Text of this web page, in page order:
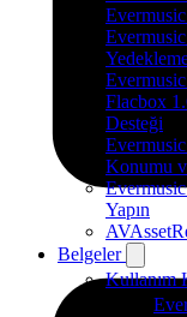
Flacbox
Desteği
Konumu
Yapın
Belgeler
Kullanım